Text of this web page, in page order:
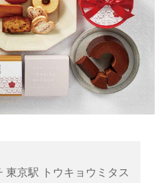
東京駅 トウキョウミタス